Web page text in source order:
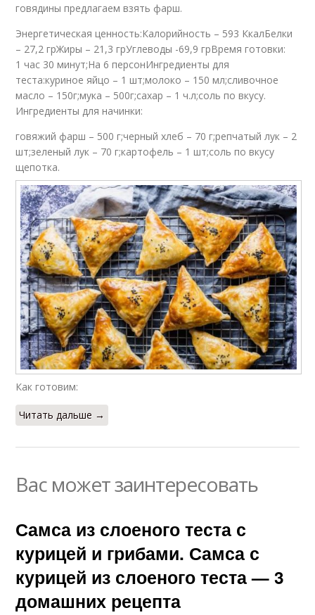
говядины предлагаем взять фарш.
Энергетическая ценность:Калорийность – 593 КкалБелки
– 27,2 грЖиры – 21,3 грУглеводы -69,9 грВремя готовки:
1 час 30 минут;На 6 персонИнгредиенты для
теста:куриное яйцо – 1 шт;молоко – 150 мл;сливочное
масло – 150г;мука – 500г;сахар – 1 ч.л;соль по вкусу.
Ингредиенты для начинки:
говяжий фарш – 500 г;черный хлеб – 70 г;репчатый лук – 2
шт;зеленый лук – 70 г;картофель – 1 шт;соль по вкусу
щепотка.
Как готовим:
Читать дальше →
Вас может заинтересовать
Самса из слоеного теста с
курицей и грибами. Самса с
курицей из слоеного теста — 3
домашних рецепта